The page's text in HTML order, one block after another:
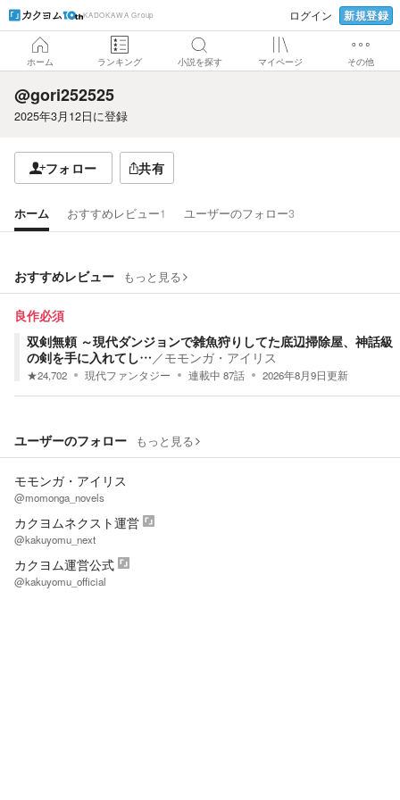
KADOKAWA Group ログイン 新規登録
ホーム ランキング 小説を探す マイページ その他
@gori252525
2025年3月12日に登録
フォロー 共有
ホーム おすすめレビュー1 ユーザーのフォロー3
おすすめレビュー もっと見る
良作必須
双剣無頼 ～現代ダンジョンで雑魚狩りしてた底辺掃除屋、神話級
の剣を手に入れてし…／モモンガ・アイリス
★24,702 現代ファンタジー 連載中 87話 2026年8月9日更新
ユーザーのフォロー もっと見る
モモンガ・アイリス
@momonga_novels
カクヨムネクスト運営
@kakuyomu_next
カクヨム運営公式
@kakuyomu_official